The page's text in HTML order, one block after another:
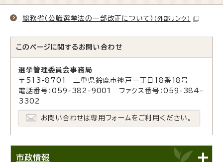
総務省（公職選挙法の一部改正について） （外部リンク）
このページに関する お問い合わせ
選挙管理委員会事務局
〒513-8701 三重県鈴鹿市神戸一丁目18番18号
電話番号：059-382-9001 ファクス番号：059-384-
3302
お問い合わせは専用フォームをご利用ください。
市政情報